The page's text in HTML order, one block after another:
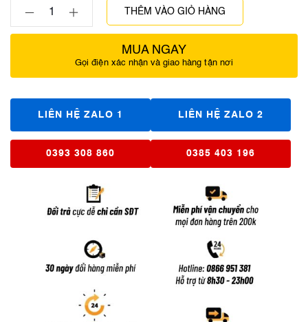
THÊM VÀO GIỎ HÀNG
MUA NGAY
Gọi điện xác nhận và giao hàng tận nơi
LIÊN HỆ ZALO 1 LIÊN HỆ ZALO 2
0393 308 860 0385 403 196